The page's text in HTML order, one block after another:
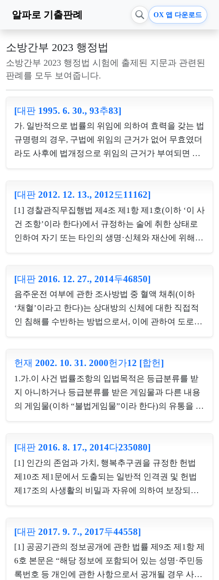
알파로 기출판례 OX 앱 다운로드
소방간부 2023 행정법
소방간부 2023 행정법 시험에 출제된 지문과 관련된
판례를 모두 보여줍니다.
[대판 1995. 6. 30., 93추83]
가. 일반적으로 법률의 위임에 의하여 효력을 갖는 법
규명령의 경우, 구법에 위임의 근거가 없어 무효였더
라도 사후에 법개정으로 위임의 근거가 부여되면 그
거가 없어지게 되면 그 때부터 무효인 법규명령이 되
므로, 어떤 법령의 위임 근거 유무에 따른 유효 여부
를 심사하려면 법개정의 전·후에 걸쳐 모두 심사하여
야만 그 법규명령의 시기에 따른 유효·무효를 판단할
제출 요구 등을 거부할 수 없도록 규정한 조례안의 경
우, 언제나 국가기밀을 공개하여야 한다는 것은 부당
하고 국민의 알 권리도 헌법 제37조 제2항에 의하여
국가안전...
[대판 2012. 12. 13., 2012도11162]
[1] 경찰관직무집행법 제4조 제1항 제1호(이하 ‘이 사
건 조항’이라 한다)에서 규정하는 술에 취한 상태로
인하여 자기 또는 타인의 생명·신체와 재산에 위해를
최소한도 내에서만 행사되도록 발동·행사 요건을 신
중하고 엄격하게 해석하여야 한다. 따라서 이 사건 조
항의 ‘술에 취한 상태’란 피구호자가 술에 만취하여
정상적인 판단능력이나 의사능력을 상실할 정도에
황을 고려하여 경찰관 평균인을 기준으로 판단하되,
그 판단은 보호조치의 취지와 목적에 비추어 현저하
게 불합리하여서는 아니 되며, 피구호자의 가족 등에
게 피구호자를...
[대판 2016. 12. 27., 2014두46850]
음주운전 여부에 관한 조사방법 중 혈액 채취(이하
‘채혈’이라고 한다)는 상대방의 신체에 대한 직접적
인 침해를 수반하는 방법으로서, 이에 관하여 도로교
에 앞서 운전자의 동의를 받도록 규정하고 있으므로
(제44조 제3항), 운전자의 동의 없이 임의로 채혈조사
를 하는 것은 허용되지 아니한다. 그리고 수사기관이
범죄 증거를 수집할 목적으로 운전자의 동의 없이 혈
이나 압수영장이 있어야 가능하고, 다만 음주운전 중
교통사고를 야기한 후 운전자가 의식불명 상태에 빠
져 있는 등으로 호흡조사에 의한 음주측정이 불가능
하고 채혈에 대...
헌재 2002. 10. 31. 2000헌가12 [합헌]
1.가.이 사건 법률조항의 입법목적은 등급분류를 받
지 아니하거나 등급분류를 받은 게임물과 다른 내용
의 게임물(이하 “불법게임물”이라 한다)의 유통을 방
건전한 사회기풍을 조성하기 위한 것으로서 그 입법
목적의 정당성이 인정되고, 이 사건 법률조항에서 불
법게임물을 즉시 수거·폐기할 수 있도록 하는 행정상
즉시강제의 근거를 규정한 것은 위와 같은 입법목적
않으면 증거인멸의 가능성이 있고, 그 사행성으로 인
한 폐해를 막기 어려우며, 대량으로 복제되어 유통될
가능성이 있어, 불법게임물에 대하여 관계당사자에
게 수거·폐기를 명하...
[대판 2016. 8. 17., 2014다235080]
[1] 인간의 존엄과 가치, 행복추구권을 규정한 헌법
제10조 제1문에서 도출되는 일반적 인격권 및 헌법
제17조의 사생활의 비밀과 자유에 의하여 보장되는
인지를 정보주체가 스스로 결정할 수 있는 권리이다.
개인정보자기결정권의 보호대상이 되는 개인정보는
개인의 신체, 신념, 사회적 지위, 신분 등과 같이 개인
의 인격주체성을 특징짓는 사항으로서 개인의 동일
[대판 2017. 9. 7., 2017두44558]
[1] 공공기관의 정보공개에 관한 법률 제9조 제1항 제
6호 본문은 “해당 정보에 포함되어 있는 성명·주민등
록번호 등 개인에 관한 사항으로서 공개될 경우 사생